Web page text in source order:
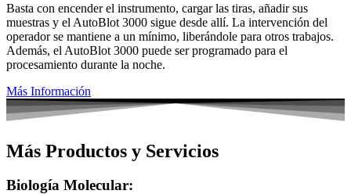
Basta con encender el instrumento, cargar las tiras, añadir sus
muestras y el AutoBlot 3000 sigue desde allí. La intervención del
operador se mantiene a un mínimo, liberándole para otros trabajos.
Además, el AutoBlot 3000 puede ser programado para el
procesamiento durante la noche.
Más Información
Más Productos y Servicios
Biología Molecular: